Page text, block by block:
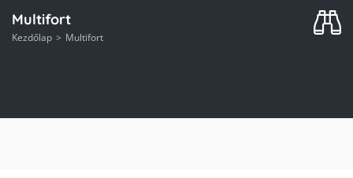
Multifort
Kezdőlap Multifort